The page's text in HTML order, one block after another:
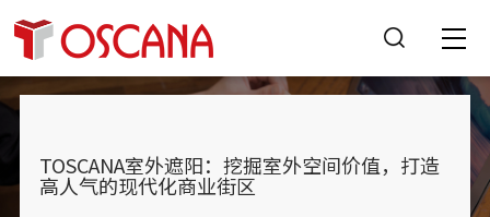
TOSCANA室外遮阳：挖掘室外空间价值，打造
高人气的现代化商业街区